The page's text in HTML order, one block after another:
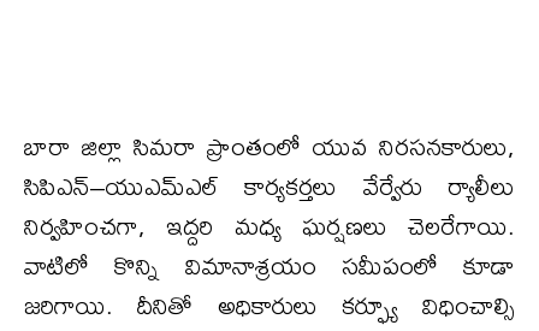
బారా జిల్లా సిమరా ప్రాంతంలో యువ నిరసనకారులు,
సిపిఎన్–యుఎమ్ఎల్ కార్యకర్తలు వేర్వేరు ర్యాలీలు
నిర్వహించగా, ఇద్దరి మధ్య ఘర్షణలు చెలరేగాయి.
వాటిలో కొన్ని విమానాశ్రయం సమీపంలో కూడా
జరిగాయి. దీనితో అధికారులు కర్ఫ్యూ విధించాల్సి